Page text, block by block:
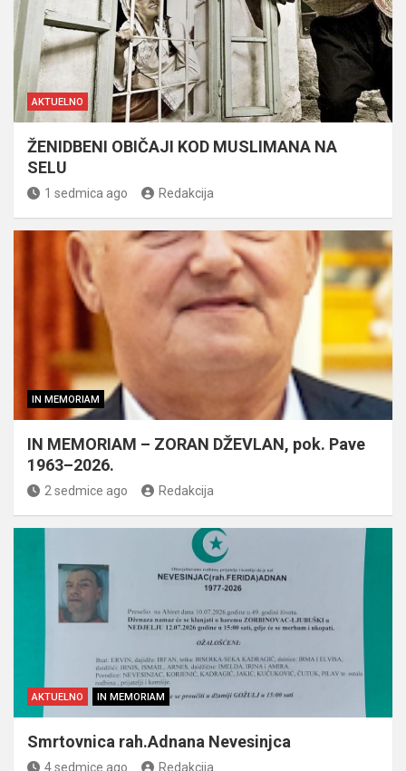
AKTUELNO
ŽENIDBENI OBIČAJI KOD MUSLIMANA NA
SELU
1 sedmica ago Redakcija
IN MEMORIAM
IN MEMORIAM – ZORAN DŽEVLAN, pok. Pave
1963–2026.
2 sedmice ago Redakcija
AKTUELNO IN MEMORIAM
Smrtovnica rah.Adnana Nevesinjca
4 sedmice ago Redakcija